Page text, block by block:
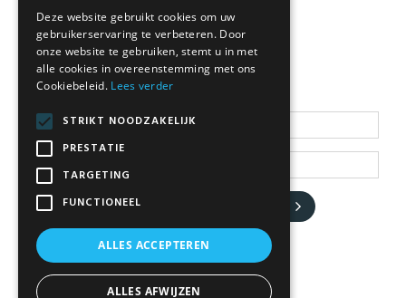
NEWSLETTER
Blijf op de hoogte
JA, HOU ME OP DE HOOGTE
Deze website gebruikt cookies om uw
gebruikerservaring te verbeteren. Door
onze website te gebruiken, stemt u in met
alle cookies in overeenstemming met ons
Cookiebeleid. Lees verder
STRIKT NOODZAKELIJK
PRESTATIE
TARGETING
FUNCTIONEEL
ALLES ACCEPTEREN
ALLES AFWIJZEN